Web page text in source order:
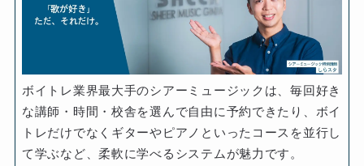
ボイトレ業界最大手のシアーミュージックは、毎回好き
な講師・時間・校舎を選んで自由に予約できたり、ボイ
トレだけでなくギターやピアノといったコースを並行し
て学ぶなど、柔軟に学べるシステムが魅力です。